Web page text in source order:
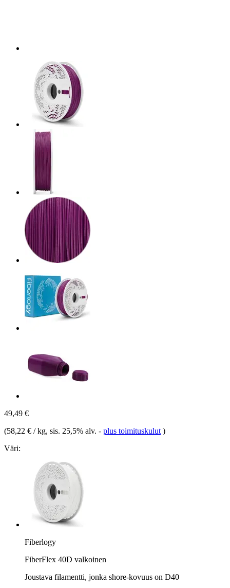
49,49 €
(58,22 € / kg, sis. 25,5% alv. - plus toimituskulut )
Väri:
Fiberlogy
FiberFlex 40D valkoinen
Joustava filamentti, jonka shore-kovuus on D40